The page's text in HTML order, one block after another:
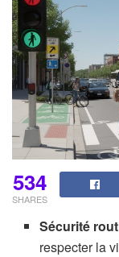
534
SHARES
Sécurité
respecter la